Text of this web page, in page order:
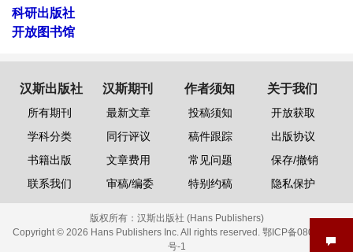
科研出版社
开放图书馆
汉斯出版社
所有期刊
学科分类
书籍出版
联系我们
汉斯期刊
最新文章
同行评议
文章费用
审稿/编委
作者须知
投稿须知
稿件跟踪
常见问题
特别约稿
关于我们
开放获取
出版协议
保存/撤销
隐私保护
版权所有： 汉斯出版社 (Hans Publishers)
Copyright © 2026 Hans Publishers Inc. All rights reserved. 鄂ICP备08006613
号-1